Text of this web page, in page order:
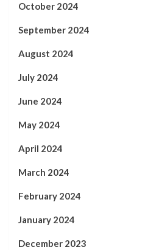
October 2024
September 2024
August 2024
July 2024
June 2024
May 2024
April 2024
March 2024
February 2024
January 2024
December 2023